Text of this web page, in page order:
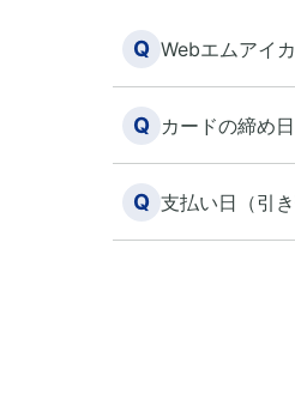
Q Webエムアイ
Q カードの締め
Q 支払い日（引